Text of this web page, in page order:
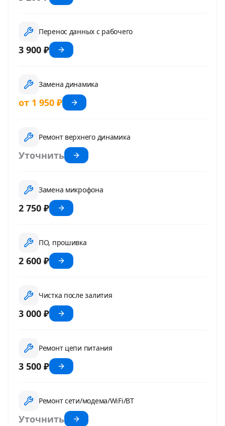
Перенос данных с рабочего
3 900 ₽
Замена динамика
от 1 950 ₽
Ремонт верхнего динамика
Уточнить
Замена микрофона
2 750 ₽
ПО, прошивка
2 600 ₽
Чистка после залития
3 000 ₽
Ремонт цепи питания
3 500 ₽
Ремонт сети/модема/WiFi/BT
Уточнить